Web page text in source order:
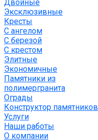
Двойные
Эксклюзивные
Кресты
С ангелом
С березой
С крестом
Элитные
Экономичные
Памятники из
полимергранита
Ограды
Конструктор памятников
Услуги
Наши работы
О компании